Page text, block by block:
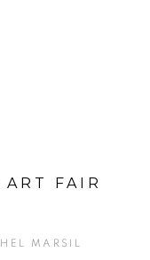
FAIR
MARSIL